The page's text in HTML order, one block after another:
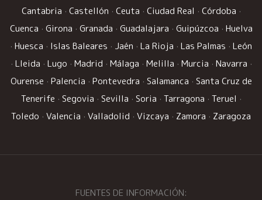
Cantabria · Castellón · Ceuta · Ciudad Real · Córdoba ·
Cuenca · Girona · Granada · Guadalajara · Guipúzcoa · Huelva
· Huesca · Islas Baleares · Jaén · La Rioja · Las Palmas · León
· Lleida · Lugo · Madrid · Málaga · Melilla · Murcia · Navarra ·
Ourense · Palencia · Pontevedra · Salamanca · Santa Cruz de
Tenerife · Segovia · Sevilla · Soria · Tarragona · Teruel ·
Toledo · Valencia · Valladolid · Vizcaya · Zamora · Zaragoza
FUENTES DE INFORMACIÓN: